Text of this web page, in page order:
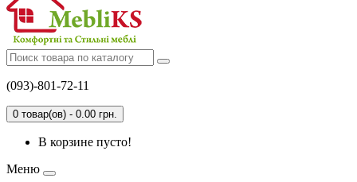
(093)-801-72-11
0 товар(ов) - 0.00 грн.
В корзине пусто!
Меню